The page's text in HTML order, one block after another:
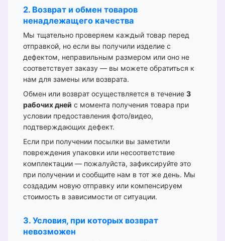
2. Возврат и обмен товаров
ненадлежащего качества
Мы тщательно проверяем каждый товар перед
отправкой, но если вы получили изделие с
дефектом, неправильным размером или оно не
соответствует заказу — вы можете обратиться к
нам для замены или возврата.
Обмен или возврат осуществляется в течение 3
рабочих дней с момента получения товара при
условии предоставления фото/видео,
подтверждающих дефект.
Если при получении посылки вы заметили
повреждения упаковки или несоответствие
комплектации — пожалуйста, зафиксируйте это
при получении и сообщите нам в тот же день. Мы
создадим новую отправку или компенсируем
стоимость в зависимости от ситуации.
3. Условия, при которых возврат
невозможен